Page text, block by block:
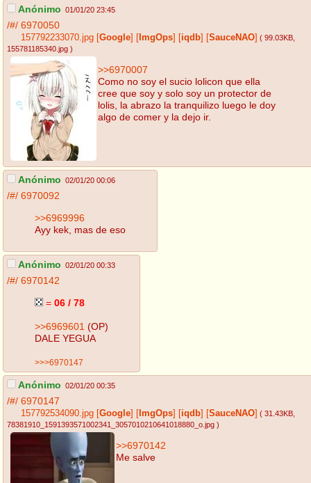
Anónimo 01/01/20 23:45
/#/ 6970050
157792233070.jpg Google ImgOps iqdb SauceNAO ( 99.03KB
155781185340.jpg )
>>6970007
Como no soy el sucio lolicon que ella
cree que soy y solo soy un protector de
lolis, la abrazo la tranquilizo luego le doy
algo de comer y la dejo ir.
Anónimo 02/01/20 00:06
/#/ 6970092
>>6969996
Ayy kek, mas de eso
Anónimo 02/01/20 00:33
/#/ 6970142
= 06 / 78
>>6969601 (OP)
DALE YEGUA
>>>6970147
Anónimo 02/01/20 00:35
/#/ 6970147
157792534090.jpg Google ImgOps iqdb SauceNAO ( 31.43KB
78381910_1591393571002341_3057010210641018880_o.jpg )
>>6970142
Me salve